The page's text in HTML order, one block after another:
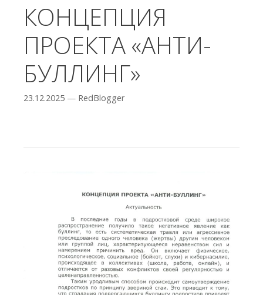
КОНЦЕПЦИЯ
ПРОЕКТА «АНТИ-
БУЛЛИНГ»
23.12.2025 — RedBlogger